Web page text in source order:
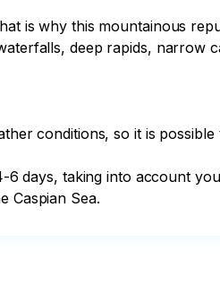
is why this mountainous
deep rapids, narrow
conditions, so it is
days, taking into account
Caspian Sea.